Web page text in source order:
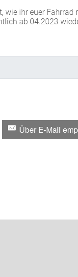
wie ihr euer
ab 04.2023
Über E-Mail